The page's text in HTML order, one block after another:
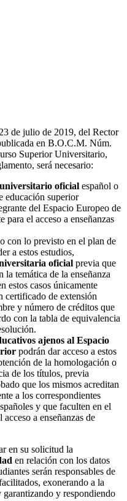
de julio de 2019, del Rector
en B.O.C.M. Núm.
Superior Universitario,
será necesario:
oficial español o
educación superior
del Espacio Europeo de
el acceso a enseñanzas
con lo previsto en el plan de
a estos estudios,
oficial previa que
la temática de la enseñanza
estos casos únicamente
certificado de extensión
y número de créditos que
con la tabla de equivalencia
ajenos al Espacio
podrán dar acceso a estos
de la homologación o
de los títulos, previa
que los mismos acreditan
a los correspondientes
y que faculten en el
a enseñanzas de
en su solicitud la
en relación con los datos
serán responsables de
exonerando a la
y respondiendo